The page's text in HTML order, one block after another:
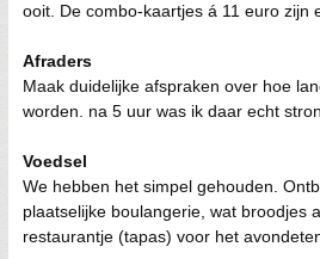
ooit. De combo-kaartjes á 11 euro zijn
Afraders
Maak duidelijke afspraken over hoe
worden. na 5 uur was ik daar echt
Voedsel
We hebben het simpel gehouden.
plaatselijke boulangerie, wat broodjes
restaurantje (tapas) voor het